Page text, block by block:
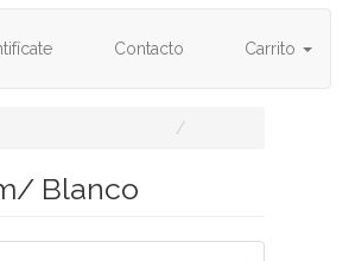
Contacto Carrito
Blanco